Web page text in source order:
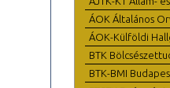
ÁOK Általános
ÁOK-Külföldi
BTK
BTK-BMI